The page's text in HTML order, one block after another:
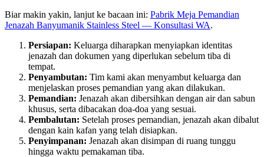
Biar makin yakin, lanjut ke bacaan ini: Pabrik Meja Pemandian
Jenazah Banyumanik Stainless Steel — Konsultasi WA.
Persiapan: Keluarga diharapkan menyiapkan identitas
jenazah dan dokumen yang diperlukan sebelum tiba di
tempat.
Penyambutan: Tim kami akan menyambut keluarga dan
menjelaskan proses pemandian yang akan dilakukan.
Pemandian: Jenazah akan dibersihkan dengan air dan sabun
khusus, serta dibacakan doa-doa yang sesuai.
Pembalutan: Setelah proses pemandian, jenazah akan dibalut
dengan kain kafan yang telah disiapkan.
Penyimpanan: Jenazah akan disimpan di ruang tunggu
hingga waktu pemakaman tiba.